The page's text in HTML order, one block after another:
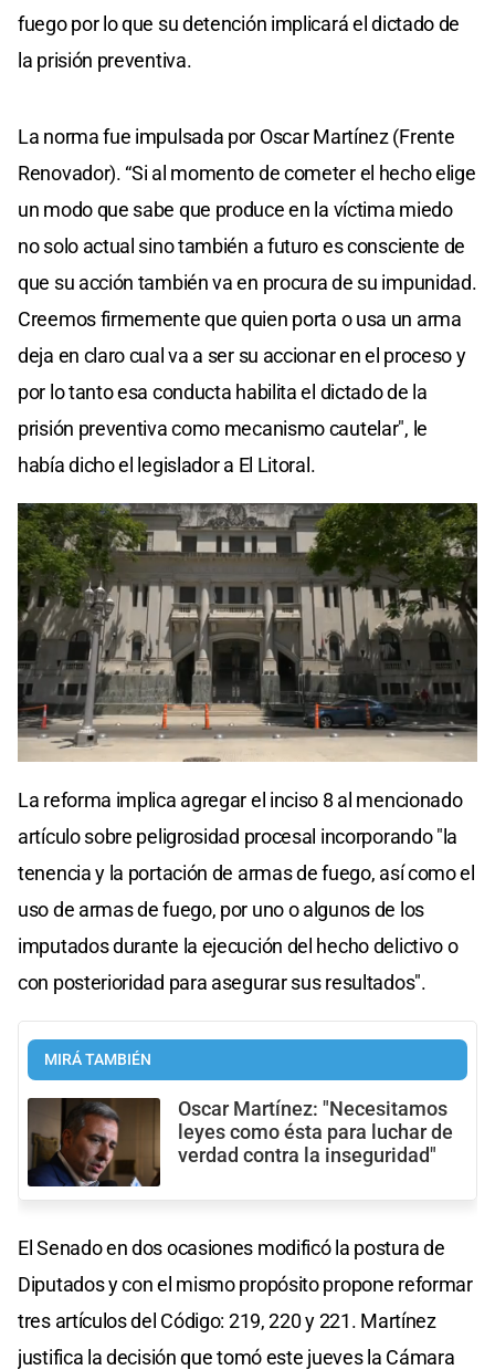
fuego por lo que su detención implicará el dictado de
la prisión preventiva.
La norma fue impulsada por Oscar Martínez (Frente
Renovador). “Si al momento de cometer el hecho elige
un modo que sabe que produce en la víctima miedo
no solo actual sino también a futuro es consciente de
que su acción también va en procura de su impunidad.
Creemos firmemente que quien porta o usa un arma
deja en claro cual va a ser su accionar en el proceso y
por lo tanto esa conducta habilita el dictado de la
prisión preventiva como mecanismo cautelar", le
había dicho el legislador a El Litoral.
La reforma implica agregar el inciso 8 al mencionado
artículo sobre peligrosidad procesal incorporando "la
tenencia y la portación de armas de fuego, así como el
uso de armas de fuego, por uno o algunos de los
imputados durante la ejecución del hecho delictivo o
con posterioridad para asegurar sus resultados".
MIRÁ TAMBIÉN
Oscar Martínez: "Necesitamos
leyes como ésta para luchar de
verdad contra la inseguridad"
El Senado en dos ocasiones modificó la postura de
Diputados y con el mismo propósito propone reformar
tres artículos del Código: 219, 220 y 221. Martínez
justifica la decisión que tomó este jueves la Cámara